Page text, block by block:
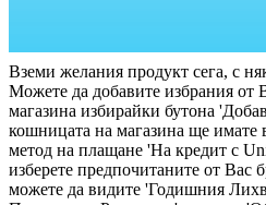
Вземи желания продукт сега, с
Можете да добавите избрания от
магазина избирайки бутона
кошницата на магазина ще имате
метод на плащане 'На кредит с
изберете предпочитаните от
можете да видите 'Годишния